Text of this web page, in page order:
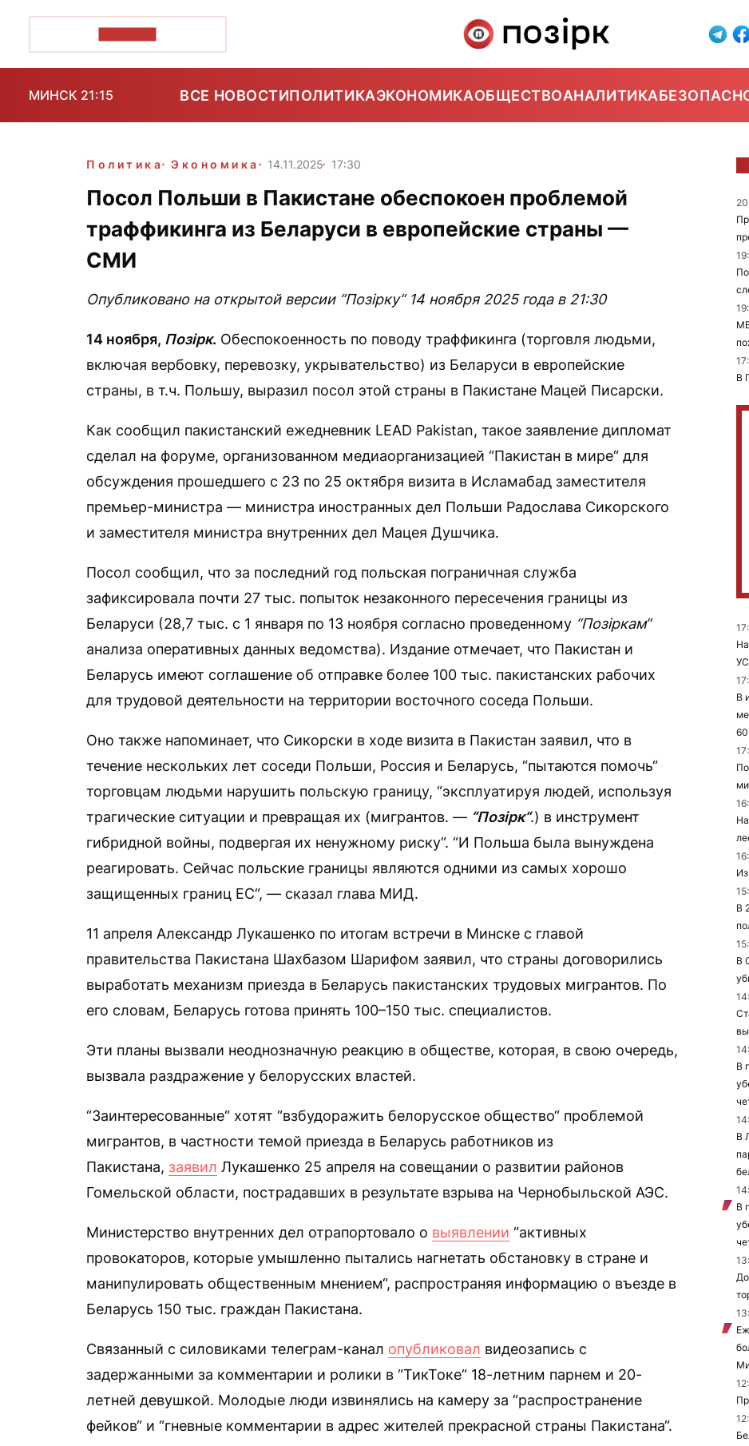
МИНСК 21:15 ВСЕ НОВОСТИПОЛИТИКАЭКОНОМИКАОБЩЕСТВОАНАЛИТИКА
Политика Экономика 14.11.2025 17:30
Посол Польши в Пакистане обеспокоен проблемой
траффикинга из Беларуси в европейские страны —
СМИ
Опубликовано на открытой версии “Позірку“ 14 ноября 2025 года в 21:30
14 ноября, Позірк. Обеспокоенность по поводу траффикинга (торговля людьми,
включая вербовку, перевозку, укрывательство) из Беларуси в европейские
страны, в т.ч. Польшу, выразил посол этой страны в Пакистане Мацей Писарски.
Как сообщил пакистанский ежедневник LEAD Pakistan, такое заявление дипломат
сделал на форуме, организованном медиаорганизацией “Пакистан в мире“ для
обсуждения прошедшего с 23 по 25 октября визита в Исламабад заместителя
премьер-министра — министра иностранных дел Польши Радослава Сикорского
и заместителя министра внутренних дел Мацея Душчика.
Посол сообщил, что за последний год польская пограничная служба
зафиксировала почти 27 тыс. попыток незаконного пересечения границы из
Беларуси (28,7 тыс. с 1 января по 13 ноября согласно проведенному “Позіркам“
анализа оперативных данных ведомства). Издание отмечает, что Пакистан и
Беларусь имеют соглашение об отправке более 100 тыс. пакистанских рабочих
для трудовой деятельности на территории восточного соседа Польши.
Оно также напоминает, что Сикорски в ходе визита в Пакистан заявил, что в
течение нескольких лет соседи Польши, Россия и Беларусь, “пытаются помочь“
торговцам людьми нарушить польскую границу, “эксплуатируя людей, используя
трагические ситуации и превращая их (мигрантов. — “Позірк“.) в инструмент
гибридной войны, подвергая их ненужному риску“. “И Польша была вынуждена
реагировать. Сейчас польские границы являются одними из самых хорошо
защищенных границ ЕС“, — сказал глава МИД.
11 апреля Александр Лукашенко по итогам встречи в Минске с главой
правительства Пакистана Шахбазом Шарифом заявил, что страны договорились
выработать механизм приезда в Беларусь пакистанских трудовых мигрантов. По
его словам, Беларусь готова принять 100–150 тыс. специалистов.
Эти планы вызвали неоднозначную реакцию в обществе, которая, в свою очередь,
вызвала раздражение у белорусских властей.
“Заинтересованные“ хотят “взбудоражить белорусское общество“ проблемой
мигрантов, в частности темой приезда в Беларусь работников из
Пакистана, заявил Лукашенко 25 апреля на совещании о развитии районов
Гомельской области, пострадавших в результате взрыва на Чернобыльской АЭС.
Министерство внутренних дел отрапортовало о выявлении “активных
провокаторов, которые умышленно пытались нагнетать обстановку в стране и
манипулировать общественным мнением“, распространяя информацию о въезде в
Беларусь 150 тыс. граждан Пакистана.
Связанный с силовиками телеграм-канал опубликовал видеозапись с
задержанными за комментарии и ролики в “ТикТоке“ 18-летним парнем и 20-
летней девушкой. Молодые люди извинялись на камеру за “распространение
фейков“ и “гневные комментарии в адрес жителей прекрасной страны Пакистана“.
В
В
В
В
В
В
В